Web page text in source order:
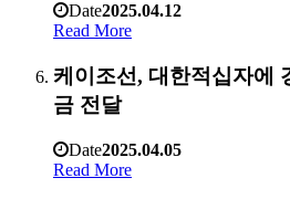
Date2025.04.12
Read More
케이조선, 대한적십자에
금 전달
Date2025.04.05
Read More